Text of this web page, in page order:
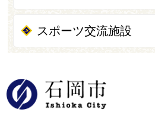
スポーツ交流施設